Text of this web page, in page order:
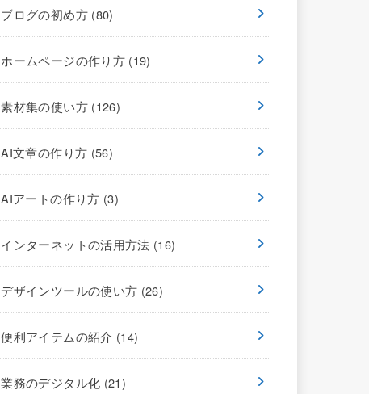
ブログの初め方 (80)
ホームページの作り方 (19)
素材集の使い方 (126)
AI文章の作り方 (56)
AIアートの作り方 (3)
インターネットの活用方法 (16)
デザインツールの使い方 (26)
便利アイテムの紹介 (14)
業務のデジタル化 (21)